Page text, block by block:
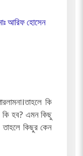
আরিফ হোসেন
কি
কি হব? এমন কিছু
কিছুর কেন